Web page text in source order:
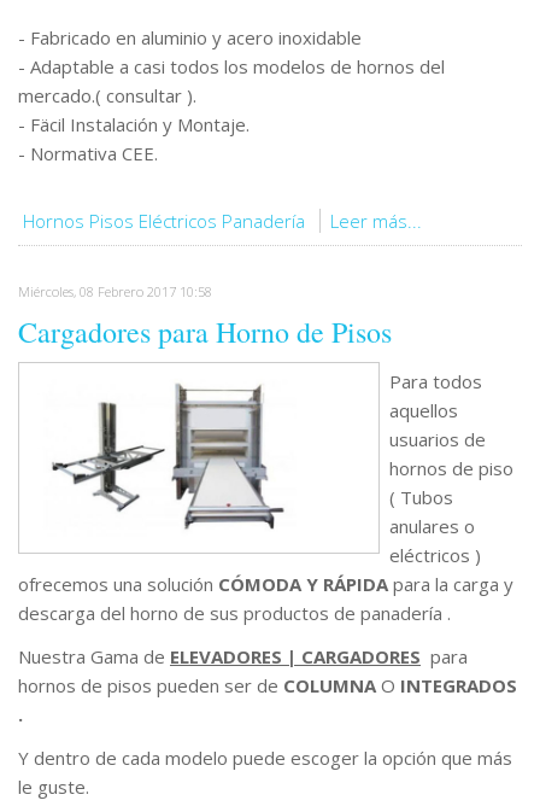
- Fabricado en aluminio y acero inoxidable
- Adaptable a casi todos los modelos de hornos del
mercado.( consultar ).
- Fäcil Instalación y Montaje.
- Normativa CEE.
Hornos Pisos Eléctricos Panadería Leer más...
Miércoles, 08 Febrero 2017 10:58
Cargadores para Horno de Pisos
Para todos
aquellos
usuarios de
hornos de piso
( Tubos
anulares o
eléctricos )
ofrecemos una solución CÓMODA Y RÁPIDApara la carga y
descarga del horno de sus productos de panadería .
Nuestra Gama de ELEVADORES | CARGADORES para
hornos de pisos pueden ser de COLUMNAO INTEGRADOS
.
Y dentro de cada modelo puede escoger la opción que más
le guste.